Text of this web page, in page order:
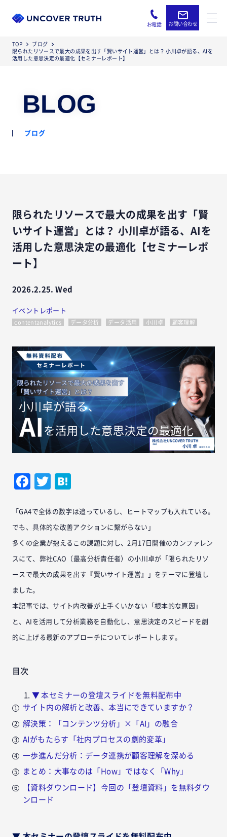
お問い合わせ
お電話
TOP
ブログ
限られたリソースで最大の成果を出す「賢いサイト運営」とは？ 小川卓が語る、AIを
活用した意思決定の最適化【セミナーレポート】
BLOG
ブログ
限られたリソースで最大の成果を出す「賢
いサイト運営」とは？ 小川卓が語る、AIを
活用した意思決定の最適化【セミナーレポ
ート】
2026.2.25. Wed
イベントレポート
contentanalytics データ分析 データ活用 小川卓 顧客理解
Facebook
Twitter
「GA4で全体の数字は追っているし、ヒートマップも入れている。
でも、具体的な改善アクションに繋がらない」
多くの企業が抱えるこの課題に対し、2月17日開催のカンファレン
スにて、弊社CAO（最高分析責任者）の小川卓が「限られたリソ
ースで最大の成果を出す『賢いサイト運営』」をテーマに登壇し
ました。
本記事では、サイト内改善が上手くいかない「根本的な原因」
と、AIを活用して分析業務を自動化し、意思決定のスピードを劇
的に上げる最新のアプローチについてレポートします。
目次
▼ 本セミナーの登壇スライドを無料配布中
サイト内の解析と改善、本当にできていますか？
解決策：「コンテンツ分析」×「AI」の融合
AIがもたらす「社内プロセスの劇的変革」
一歩進んだ分析：データ連携が顧客理解を深める
まとめ：大事なのは「How」ではなく「Why」
【資料ダウンロード】今回の「登壇資料」を無料ダウ
ンロード